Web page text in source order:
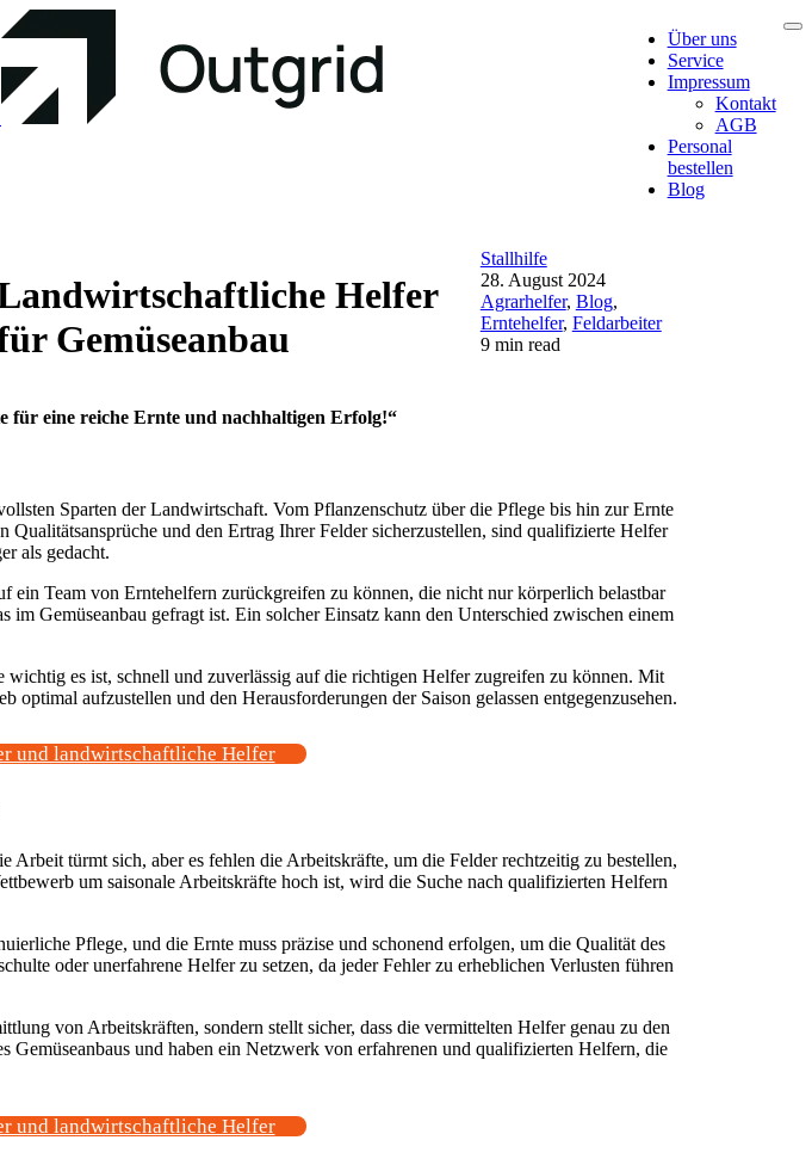
Über uns
Service
Impressum
Kontakt
AGB
Personal
bestellen
Blog
Helfer
Gemüseanbau
Stallhilfe
28. August 2024
Agrarhelfer, Blog,
Erntehelfer, Feldarbeiter
9 min read
für eine reiche Ernte und nachhaltigen Erfolg!“
Sparten der Landwirtschaft. Vom Pflanzenschutz über die Pflege bis hin zur Ernte
und den Ertrag Ihrer Felder sicherzustellen, sind qualifizierte Helfer
als gedacht.
ein Team von Erntehelfern zurückgreifen zu können, die nicht nur körperlich belastbar
Gemüseanbau gefragt ist. Ein solcher Einsatz kann den Unterschied zwischen einem
es ist, schnell und zuverlässig auf die richtigen Helfer zugreifen zu können. Mit
aufzustellen und den Herausforderungen der Saison gelassen entgegenzusehen.
und landwirtschaftliche Helfer
türmt sich, aber es fehlen die Arbeitskräfte, um die Felder rechtzeitig zu bestellen,
um saisonale Arbeitskräfte hoch ist, wird die Suche nach qualifizierten Helfern
Pflege, und die Ernte muss präzise und schonend erfolgen, um die Qualität des
oder unerfahrene Helfer zu setzen, da jeder Fehler zu erheblichen Verlusten führen
von Arbeitskräften, sondern stellt sicher, dass die vermittelten Helfer genau zu den
Gemüseanbaus und haben ein Netzwerk von erfahrenen und qualifizierten Helfern, die
und landwirtschaftliche Helfer